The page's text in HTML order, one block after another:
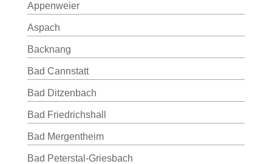
Appenweier
Aspach
Backnang
Bad Cannstatt
Bad Ditzenbach
Bad Friedrichshall
Bad Mergentheim
Bad Peterstal-Griesbach